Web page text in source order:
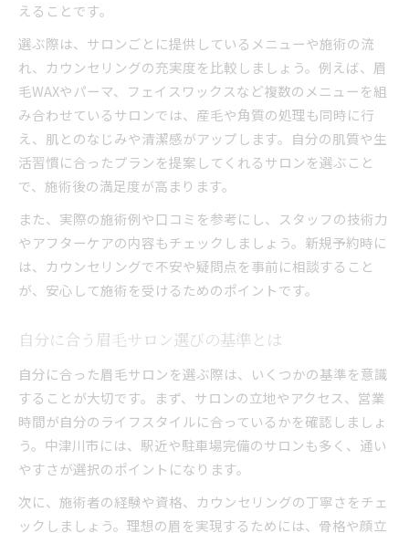
えることです。
選ぶ際は、サロンごとに提供しているメニューや施術の流
れ、カウンセリングの充実度を比較しましょう。例えば、眉
毛WAXやパーマ、フェイスワックスなど複数のメニューを組
み合わせているサロンでは、産毛や角質の処理も同時に行
え、肌とのなじみや清潔感がアップします。自分の肌質や生
活習慣に合ったプランを提案してくれるサロンを選ぶこと
で、施術後の満足度が高まります。
また、実際の施術例や口コミを参考にし、スタッフの技術力
やアフターケアの内容もチェックしましょう。新規予約時に
は、カウンセリングで不安や疑問点を事前に相談すること
が、安心して施術を受けるためのポイントです。
自分に合う眉毛サロン選びの基準とは
自分に合った眉毛サロンを選ぶ際は、いくつかの基準を意識
することが大切です。まず、サロンの立地やアクセス、営業
時間が自分のライフスタイルに合っているかを確認しましょ
う。中津川市には、駅近や駐車場完備のサロンも多く、通い
やすさが選択のポイントになります。
次に、施術者の経験や資格、カウンセリングの丁寧さをチェ
ックしましょう。理想の眉を実現するためには、骨格や顔立